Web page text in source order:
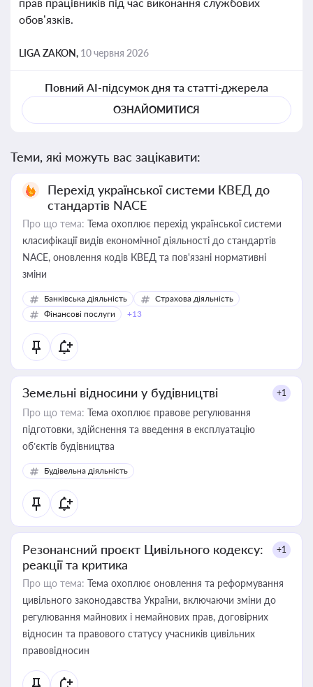
обов’язків.
LIGA ZAKON, 10 червня 2026
Повний AI-підсумок дня та статті-джерела
ОЗНАЙОМИТИСЯ
Теми, які можуть вас зацікавити:
Перехід української системи КВЕД до
стандартів NACE
Про що тема: Тема охоплює перехід української системи
класифікації видів економічної діяльності до стандартів
NACE, оновлення кодів КВЕД та пов'язані нормативні
зміни
Банківська діяльність
Страхова діяльність
Фінансові послуги
+13
Земельні відносини у будівництві +1
Про що тема: Тема охоплює правове регулювання
підготовки, здійснення та введення в експлуатацію
об’єктів будівництва
Будівельна діяльність
Резонансний проєкт Цивільного кодексу:
реакції та критика
+1
Про що тема: Тема охоплює оновлення та реформування
цивільного законодавства України, включаючи зміни до
регулювання майнових і немайнових прав, договірних
відносин та правового статусу учасників цивільних
правовідносин